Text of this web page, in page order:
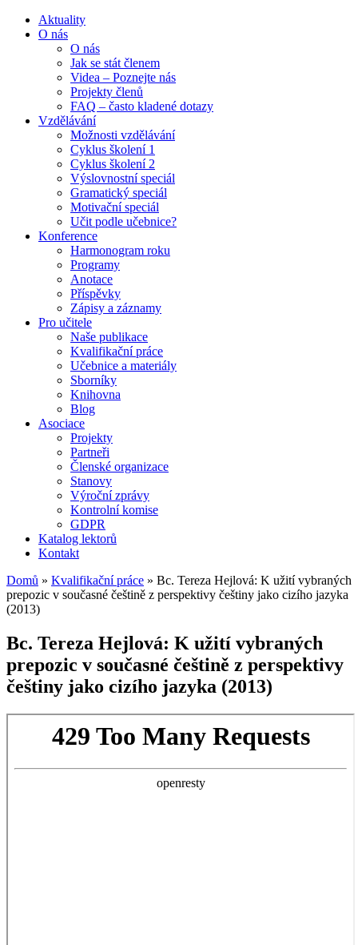
Aktuality
O nás
O nás
Jak se stát členem
Videa – Poznejte nás
Projekty členů
FAQ – často kladené dotazy
Vzdělávání
Možnosti vzdělávání
Cyklus školení 1
Cyklus školení 2
Výslovnostní speciál
Gramatický speciál
Motivační speciál
Učit podle učebnice?
Konference
Harmonogram roku
Programy
Anotace
Příspěvky
Zápisy a záznamy
Pro učitele
Naše publikace
Kvalifikační práce
Učebnice a materiály
Sborníky
Knihovna
Blog
Asociace
Projekty
Partneři
Členské organizace
Stanovy
Výroční zprávy
Kontrolní komise
GDPR
Katalog lektorů
Kontakt
Domů » Kvalifikační práce » Bc. Tereza Hejlová: K užití vybraných
prepozic v současné češtině z perspektivy češtiny jako cizího jazyka
(2013)
Bc. Tereza Hejlová: K užití vybraných
prepozic v současné češtině z perspektivy
češtiny jako cizího jazyka (2013)
Skip